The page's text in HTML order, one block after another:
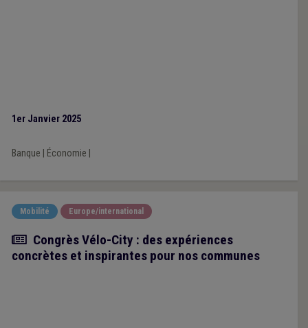
1er Janvier 2025
Banque Économie
Mobilité Europe/international
Article
Congrès Vélo-City : des expériences
concrètes et inspirantes pour nos communes